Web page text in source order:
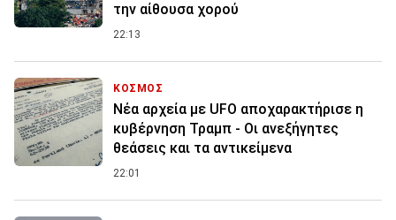
την αίθουσα χορού
22:13
ΚΟΣΜΟΣ
Νέα αρχεία με UFO αποχαρακτήρισε η
κυβέρνηση Τραμπ - Οι ανεξήγητες
θεάσεις και τα αντικείμενα
22:01